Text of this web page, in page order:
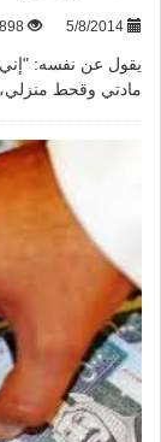
1898
يقول عن نفسه: "إني
مادتي وقحط منزلي،